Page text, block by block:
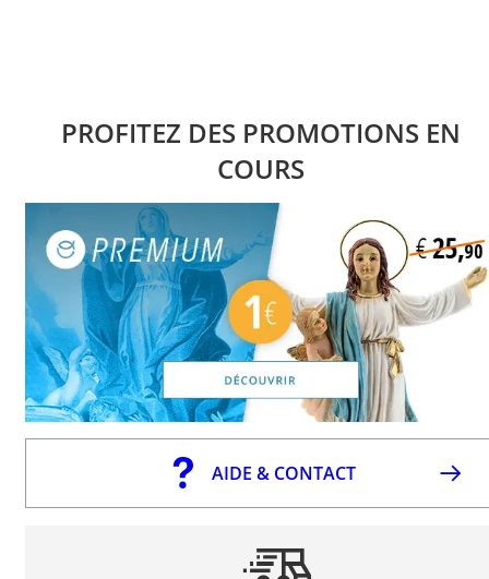
PROFITEZ DES PROMOTIONS EN
COURS
AIDE & CONTACT